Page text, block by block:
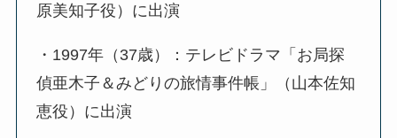
原美知子役）に出演
・1997年（37歳）：テレビドラマ「お局探
偵亜木子＆みどりの旅情事件帳」（山本佐知
恵役）に出演